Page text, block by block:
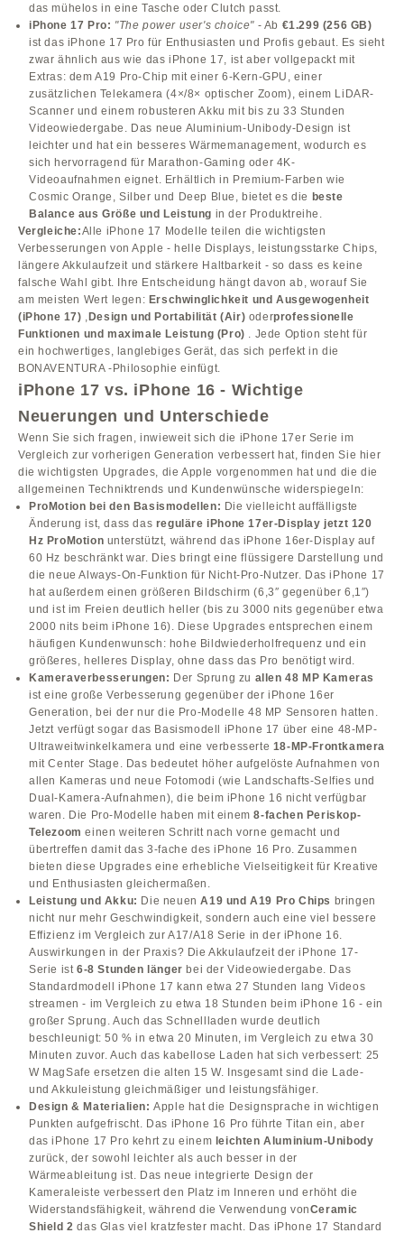
das mühelos in eine Tasche oder Clutch passt.
iPhone 17 Pro: "The power user's choice" - Ab €1.299 (256 GB)
ist das iPhone 17 Pro für Enthusiasten und Profis gebaut. Es sieht
zwar ähnlich aus wie das iPhone 17, ist aber vollgepackt mit
Extras: dem A19 Pro-Chip mit einer 6-Kern-GPU, einer
zusätzlichen Telekamera (4×/8× optischer Zoom), einem LiDAR-
Scanner und einem robusteren Akku mit bis zu 33 Stunden
Videowiedergabe. Das neue Aluminium-Unibody-Design ist
leichter und hat ein besseres Wärmemanagement, wodurch es
sich hervorragend für Marathon-Gaming oder 4K-
Videoaufnahmen eignet. Erhältlich in Premium-Farben wie
Cosmic Orange, Silber und Deep Blue, bietet es die beste
Balance aus Größe und Leistung in der Produktreihe.
Vergleiche:Alle iPhone 17 Modelle teilen die wichtigsten
Verbesserungen von Apple - helle Displays, leistungsstarke Chips,
längere Akkulaufzeit und stärkere Haltbarkeit - so dass es keine
falsche Wahl gibt. Ihre Entscheidung hängt davon ab, worauf Sie
am meisten Wert legen: Erschwinglichkeit und Ausgewogenheit
(iPhone 17) , Design und Portabilität (Air) oderprofessionelle
Funktionen und maximale Leistung (Pro) . Jede Option steht für
ein hochwertiges, langlebiges Gerät, das sich perfekt in die
BONAVENTURA -Philosophie einfügt.
iPhone 17 vs. iPhone 16 - Wichtige
Neuerungen und Unterschiede
Wenn Sie sich fragen, inwieweit sich die iPhone 17er Serie im
Vergleich zur vorherigen Generation verbessert hat, finden Sie hier
die wichtigsten Upgrades, die Apple vorgenommen hat und die die
allgemeinen Techniktrends und Kundenwünsche widerspiegeln:
ProMotion bei den Basismodellen: Die vielleicht auffälligste
Änderung ist, dass das reguläre iPhone 17er-Display jetzt 120
Hz ProMotion unterstützt, während das iPhone 16er-Display auf
60 Hz beschränkt war. Dies bringt eine flüssigere Darstellung und
die neue Always-On-Funktion für Nicht-Pro-Nutzer. Das iPhone 17
hat außerdem einen größeren Bildschirm (6,3″ gegenüber 6,1″)
und ist im Freien deutlich heller (bis zu 3000 nits gegenüber etwa
2000 nits beim iPhone 16). Diese Upgrades entsprechen einem
häufigen Kundenwunsch: hohe Bildwiederholfrequenz und ein
größeres, helleres Display, ohne dass das Pro benötigt wird.
Kameraverbesserungen: Der Sprung zu allen 48 MP Kameras
ist eine große Verbesserung gegenüber der iPhone 16er
Generation, bei der nur die Pro-Modelle 48 MP Sensoren hatten.
Jetzt verfügt sogar das Basismodell iPhone 17 über eine 48-MP-
Ultraweitwinkelkamera und eine verbesserte 18-MP-Frontkamera
mit Center Stage. Das bedeutet höher aufgelöste Aufnahmen von
allen Kameras und neue Fotomodi (wie Landschafts-Selfies und
Dual-Kamera-Aufnahmen), die beim iPhone 16 nicht verfügbar
waren. Die Pro-Modelle haben mit einem8-fachen Periskop-
Telezoomeinen weiteren Schritt nach vorne gemacht und
übertreffen damit das 3-fache des iPhone 16 Pro. Zusammen
bieten diese Upgrades eine erhebliche Vielseitigkeit für Kreative
und Enthusiasten gleichermaßen.
Leistung und Akku: Die neuen A19 und A19 Pro Chips bringen
nicht nur mehr Geschwindigkeit, sondern auch eine viel bessere
Effizienz im Vergleich zur A17/A18 Serie in der iPhone 16.
Auswirkungen in der Praxis? Die Akkulaufzeit der iPhone 17-
Serie ist 6-8 Stunden länger bei der Videowiedergabe. Das
Standardmodell iPhone 17 kann etwa 27 Stunden lang Videos
streamen - im Vergleich zu etwa 18 Stunden beim iPhone 16 - ein
großer Sprung. Auch das Schnellladen wurde deutlich
beschleunigt: 50 % in etwa 20 Minuten, im Vergleich zu etwa 30
Minuten zuvor. Auch das kabellose Laden hat sich verbessert: 25
W MagSafe ersetzen die alten 15 W. Insgesamt sind die Lade-
und Akkuleistung gleichmäßiger und leistungsfähiger.
Design & Materialien:Apple hat die Designsprache in wichtigen
Punkten aufgefrischt. Das iPhone 16 Pro führte Titan ein, aber
das iPhone 17 Pro kehrt zu einem leichten Aluminium-Unibody
zurück, der sowohl leichter als auch besser in der
Wärmeableitung ist. Das neue integrierte Design der
Kameraleiste verbessert den Platz im Inneren und erhöht die
Widerstandsfähigkeit, während die Verwendung vonCeramic
Shield 2das Glas viel kratzfester macht. Das iPhone 17 Standard